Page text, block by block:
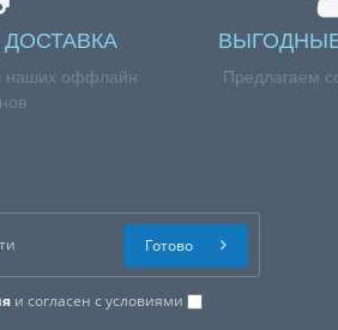
наших оффлайн
Предлагаем
и согласен с условиями
Готово